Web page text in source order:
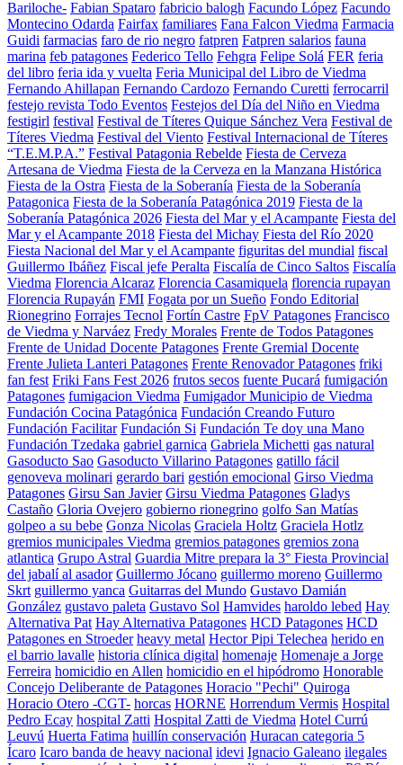
Bariloche- Fabian Spataro fabricio balogh Facundo López Facundo
Montecino Odarda Fairfax familiares Fana Falcon Viedma Farmacia
Guidi farmacias faro de rio negro fatpren Fatpren salarios fauna
marina feb patagones Federico Tello Fehgra Felipe Solá FER feria
del libro feria ida y vuelta Feria Municipal del Libro de Viedma
Fernando Ahillapan Fernando Cardozo Fernando Curetti ferrocarril
festejo revista Todo Eventos Festejos del Día del Niño en Viedma
festigirl festival Festival de Títeres Quique Sánchez Vera Festival de
Títeres Viedma Festival del Viento Festival Internacional de Títeres
“T.E.M.P.A.” Festival Patagonia Rebelde Fiesta de Cerveza
Artesana de Viedma Fiesta de la Cerveza en la Manzana Histórica
Fiesta de la Ostra Fiesta de la Soberanía Fiesta de la Soberanía
Patagonica Fiesta de la Soberanía Patagónica 2019 Fiesta de la
Soberanía Patagónica 2026 Fiesta del Mar y el Acampante Fiesta del
Mar y el Acampante 2018 Fiesta del Michay Fiesta del Río 2020
Fiesta Nacional del Mar y el Acampante figuritas del mundial fiscal
Guillermo Ibáñez Fiscal jefe Peralta Fiscalía de Cinco Saltos Fiscalía
Viedma Florencia Alcaraz Florencia Casamiquela florencia rupayan
Florencia Rupayán FMI Fogata por un Sueño Fondo Editorial
Rionegrino Forrajes Tecnol Fortín Castre FpV Patagones Francisco
de Viedma y Narváez Fredy Morales Frente de Todos Patagones
Frente de Unidad Docente Patagones Frente Gremial Docente
Frente Julieta Lanteri Patagones Frente Renovador Patagones friki
fan fest Friki Fans Fest 2026 frutos secos fuente Pucará fumigación
Patagones fumigacion Viedma Fumigador Municipio de Viedma
Fundación Cocina Patagónica Fundación Creando Futuro
Fundación Facilitar Fundación Si Fundación Te doy una Mano
Fundación Tzedaka gabriel garnica Gabriela Michetti gas natural
Gasoducto Sao Gasoducto Villarino Patagones gatillo fácil
genoveva molinari gerardo bari gestión emocional Girso Viedma
Patagones Girsu San Javier Girsu Viedma Patagones Gladys
Castaño Gloria Ovejero gobierno rionegrino golfo San Matías
golpeo a su bebe Gonza Nicolas Graciela Holtz Graciela Hotlz
gremios municipales Viedma gremios patagones gremios zona
atlantica Grupo Astral Guardia Mitre prepara la 3° Fiesta Provincial
del jabalí al asador Guillermo Jócano guillermo moreno Guillermo
Skrt guillermo yanca Guitarras del Mundo Gustavo Damián
González gustavo paleta Gustavo Sol Hamvides haroldo lebed Hay
Alternativa Pat Hay Alternativa Patagones HCD Patagones HCD
Patagones en Stroeder heavy metal Hector Pipi Telechea herido en
el barrio lavalle historia clínica digital homenaje Homenaje a Jorge
Ferreira homicidio en Allen homicidio en el hipódromo Honorable
Concejo Deliberante de Patagones Horacio "Pechi" Quiroga
Horacio Otero -CGT- horcas HORNE Horrendum Vermis Hospital
Pedro Ecay hospital Zatti Hospital Zatti de Viedma Hotel Currú
Leuvú Huerta Fatima huillín conservación Huracan categoria 5
Ícaro Icaro banda de heavy nacional idevi Ignacio Galeano ilegales